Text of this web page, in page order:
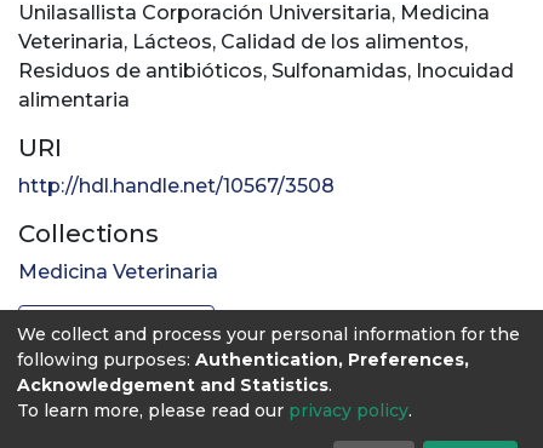
Unilasallista Corporación Universitaria, Medicina
Veterinaria, Lácteos, Calidad de los alimentos,
Residuos de antibióticos, Sulfonamidas, Inocuidad
alimentaria
URI
http://hdl.handle.net/10567/3508
Collections
Medicina Veterinaria
Full item page
We collect and process your personal information for the
following purposes: Authentication, Preferences,
Acknowledgement and Statistics.
To learn more, please read our privacy policy.